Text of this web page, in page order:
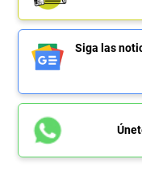
Siga las